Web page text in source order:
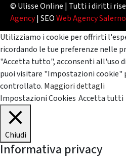
© Ulisse Online | Tutti i diritti
Agency| SEOWeb Agency Salerno
Utilizziamo i cookie per offrirti
ricordando le tue preferenze nelle
"Accetta tutto", acconsenti all'uso
puoi visitare "Impostazioni cookie"
controllato. Maggiori dettagli
Impostazioni Cookies Accetta tutti
Chiudi
Informativa privacy